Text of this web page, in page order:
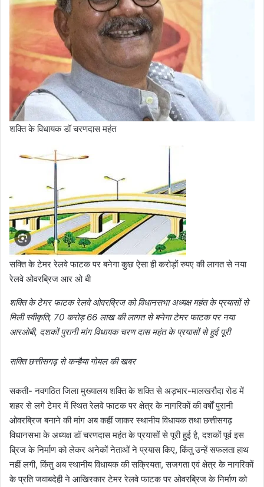
शक्ति के विधायक डॉ चरणदास महंत
सक्ति के टेमर रेलवे फाटक पर बनेगा कुछ ऐसा ही करोड़ों रुपए की लागत से नया
रेलवे ओवरब्रिज आर ओ बी
शक्ति के टेमर फाटक रेलवे ओवरब्रिज को विधानसभा अध्यक्ष महंत के प्रयासों से
मिली स्वीकृति, 70 करोड़ 66 लाख की लागत से बनेगा टेमर फाटक पर नया
आरओबी, दशकों पुरानी मांग विधायक चरण दास महंत के प्रयासों से हुई पूरी
सक्ति छत्तीसगढ़ से कन्हैया गोयल की खबर
सकती- नवगठित जिला मुख्यालय शक्ति के शक्ति से अड़भार-मालखरौदा रोड में
शहर से लगे टेमर में स्थित रेलवे फाटक पर क्षेत्र के नागरिकों की वर्षों पुरानी
ओवरब्रिज बनाने की मांग अब कहीं जाकर स्थानीय विधायक तथा छत्तीसगढ़
विधानसभा के अध्यक्ष डॉ चरणदास महंत के प्रयासों से पूरी हुई है, दशकों पूर्व इस
ब्रिज के निर्माण को लेकर अनेकों नेताओं ने प्रयास किए, किंतु उन्हें सफलता हाथ
नहीं लगी, किंतु अब स्थानीय विधायक की सक्रियता, सजगता एवं क्षेत्र के नागरिकों
के प्रति जवाबदेही ने आखिरकार टेमर रेलवे फाटक पर ओवरब्रिज के निर्माण को